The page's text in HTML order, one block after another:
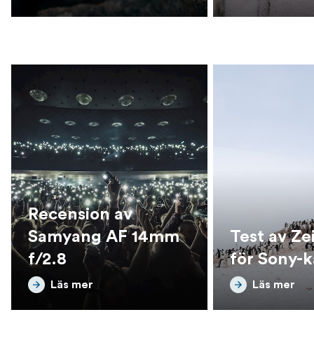
Recension av
Samyang AF 14mm
f/2.8
Läs mer
Test av
för Sony-
Läs mer